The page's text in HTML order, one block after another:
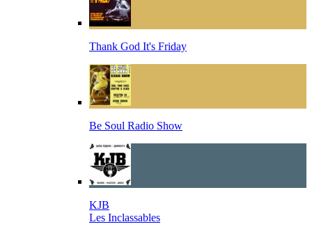
Thank God It's Friday
Be Soul Radio Show
KJB
Les Inclassables